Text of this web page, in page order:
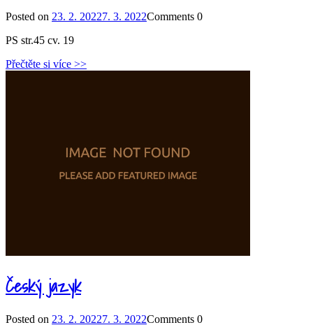
Posted on 23. 2. 20227. 3. 2022Comments 0
PS str.45 cv. 19
Přečtěte si více >>
Český jazyk
Posted on 23. 2. 20227. 3. 2022Comments 0